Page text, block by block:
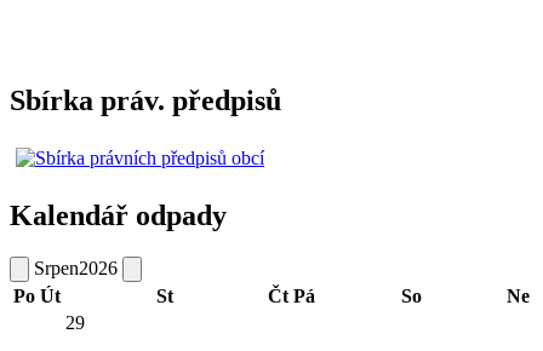
Sbírka práv. předpisů
Kalendář odpady
Srpen2026
Po Út St Čt Pá So Ne
29